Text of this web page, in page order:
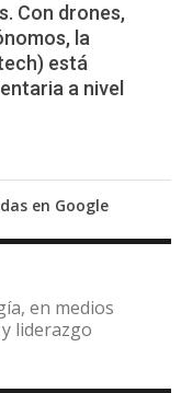
Con drones,
la
está
a nivel
en Google
en medios
liderazgo